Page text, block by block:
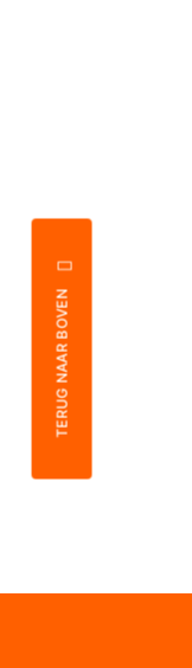
TERUG NAAR BOVEN